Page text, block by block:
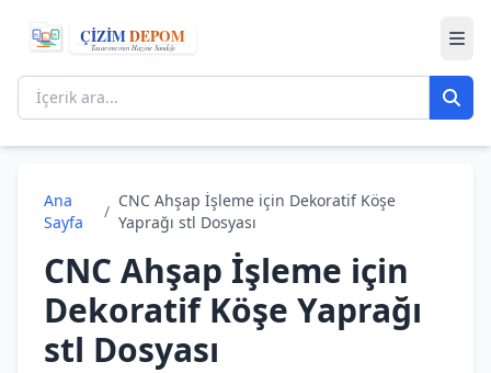
Ana
Sayfa
/
CNC Ahşap İşleme için Dekoratif Köşe
Yaprağı stl Dosyası
CNC Ahşap İşleme için
Dekoratif Köşe Yaprağı
stl Dosyası